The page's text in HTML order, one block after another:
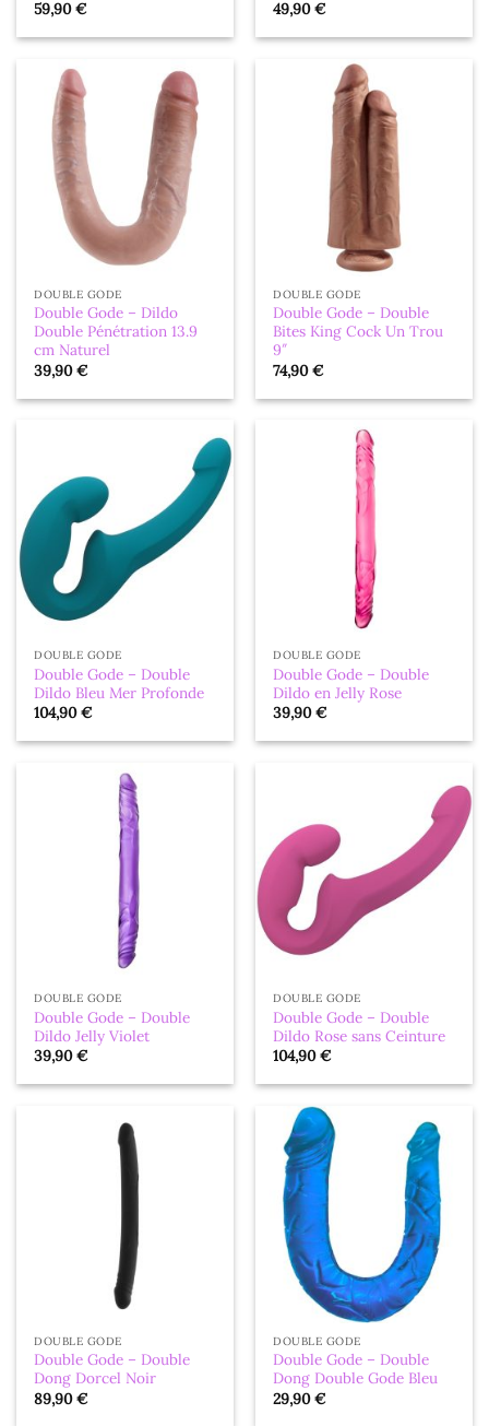
59,90€
49,90€
DOUBLE GODE
Double Gode – Dildo
Double Pénétration 13.9
cm Naturel
39,90€
DOUBLE GODE
Double Gode – Double
Bites King Cock Un Trou
9″
74,90€
DOUBLE GODE
Double Gode – Double
Dildo Bleu Mer Profonde
104,90€
DOUBLE GODE
Double Gode – Double
Dildo en Jelly Rose
39,90€
DOUBLE GODE
Double Gode – Double
Dildo Jelly Violet
39,90€
DOUBLE GODE
Double Gode – Double
Dildo Rose sans Ceinture
104,90€
DOUBLE GODE
Double Gode – Double
Dong Dorcel Noir
89,90€
DOUBLE GODE
Double Gode – Double
Dong Double Gode Bleu
29,90€